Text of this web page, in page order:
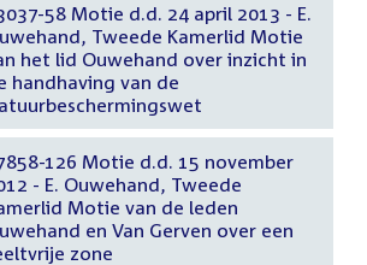
58 Motie d.d. 24 april 2013 - E.
Tweede Kamerlid Motie
het lid Ouwehand over inzicht in
handhaving van de
126 Motie d.d. 15 november
- E. Ouwehand, Tweede
Motie van de leden
en Van Gerven over een
zone